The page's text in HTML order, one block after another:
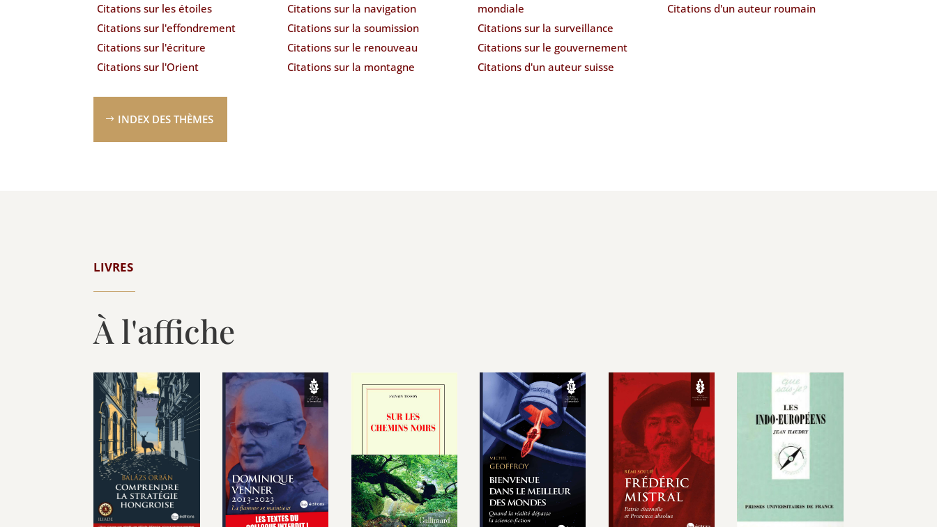
Citations sur les étoiles
Citations sur l'effondrement
Citations sur l'écriture
Citations sur l'Orient
Citations sur la navigation
Citations sur la soumission
Citations sur le renouveau
Citations sur la montagne
mondiale
Citations sur la surveillance
Citations sur le gouvernement
Citations d'un auteur suisse
Citations d'un auteur roumain
INDEX DES THÈMES
LIVRES
À l'affiche